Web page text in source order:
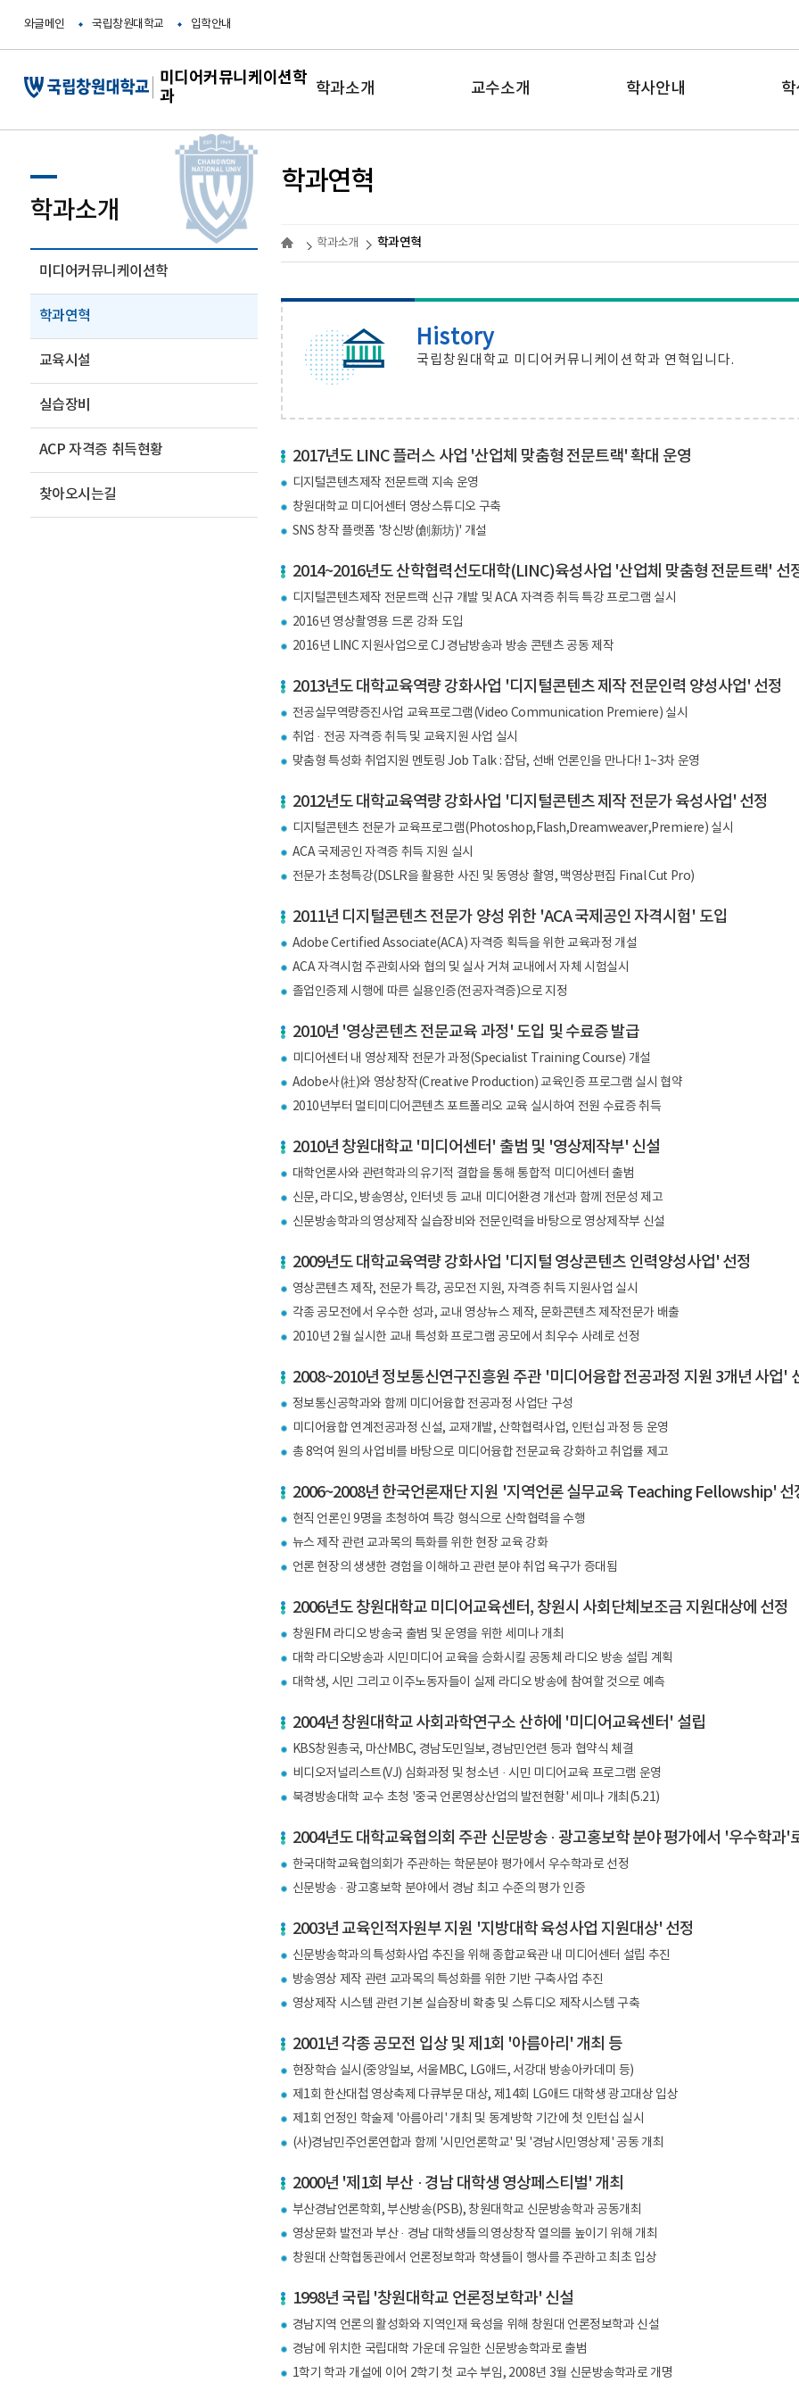
와글메인 국립창원대학교 입학안내
미디어커뮤니케이션학
과
학과소개 교수소개 학사안내
학과소개
미디어커뮤니케이션학
학과연혁
교육시설
실습장비
ACP 자격증 취득현황
찾아오시는길
학과연혁
학과소개 학과연혁
History
국립창원대학교 미디어커뮤니케이션학과 연혁입니다.
2017년도 LINC 플러스 사업 '산업체 맞춤형 전문트랙' 확대 운영
디지털콘텐츠제작 전문트랙 지속 운영
창원대학교 미디어센터 영상스튜디오 구축
SNS 창작 플랫폼 '창신방(創新坊)' 개설
2014~2016년도 산학협력선도대학(LINC)육성사업 '산업체 맞춤형 전문트랙' 선
디지털콘텐츠제작 전문트랙 신규 개발 및 ACA 자격증 취득 특강 프로그램 실시
2016년 영상촬영용 드론 강좌 도입
2016년 LINC 지원사업으로 CJ 경남방송과 방송 콘텐츠 공동 제작
2013년도 대학교육역량 강화사업 '디지털콘텐츠 제작 전문인력 양성사업' 선정
전공실무역량증진사업 교육프로그램(Video Communication Premiere) 실시
취업 · 전공 자격증 취득 및 교육지원 사업 실시
맞춤형 특성화 취업지원 멘토링 Job Talk : 잡담, 선배 언론인을 만나다! 1~3차 운영
2012년도 대학교육역량 강화사업 '디지털콘텐츠 제작 전문가 육성사업' 선정
디지털콘텐츠 전문가 교육프로그램(Photoshop,Flash,Dreamweaver,Premiere) 실시
ACA 국제공인 자격증 취득 지원 실시
전문가 초청특강(DSLR을 활용한 사진 및 동영상 촬영, 맥영상편집 Final Cut Pro)
2011년 디지털콘텐츠 전문가 양성 위한 'ACA 국제공인 자격시험' 도입
Adobe Certified Associate(ACA) 자격증 획득을 위한 교육과정 개설
ACA 자격시험 주관회사와 협의 및 실사 거쳐 교내에서 자체 시험실시
졸업인증제 시행에 따른 실용인증(전공자격증)으로 지정
2010년 '영상콘텐츠 전문교육 과정' 도입 및 수료증 발급
미디어센터 내 영상제작 전문가 과정(Specialist Training Course) 개설
Adobe사(社)와 영상창작(Creative Production) 교육인증 프로그램 실시 협약
2010년부터 멀티미디어콘텐츠 포트폴리오 교육 실시하여 전원 수료증 취득
2010년 창원대학교 '미디어센터' 출범 및 '영상제작부' 신설
대학언론사와 관련학과의 유기적 결합을 통해 통합적 미디어센터 출범
신문, 라디오, 방송영상, 인터넷 등 교내 미디어환경 개선과 함께 전문성 제고
신문방송학과의 영상제작 실습장비와 전문인력을 바탕으로 영상제작부 신설
2009년도 대학교육역량 강화사업 '디지털 영상콘텐츠 인력양성사업' 선정
영상콘텐츠 제작, 전문가 특강, 공모전 지원, 자격증 취득 지원사업 실시
각종 공모전에서 우수한 성과, 교내 영상뉴스 제작, 문화콘텐츠 제작전문가 배출
2010년 2월 실시한 교내 특성화 프로그램 공모에서 최우수 사례로 선정
2008~2010년 정보통신연구진흥원 주관 '미디어융합 전공과정 지원 3개년 사업'
정보통신공학과와 함께 미디어융합 전공과정 사업단 구성
미디어융합 연계전공과정 신설, 교재개발, 산학협력사업, 인턴십 과정 등 운영
총 8억여 원의 사업비를 바탕으로 미디어융합 전문교육 강화하고 취업률 제고
2006~2008년 한국언론재단 지원 '지역언론 실무교육 Teaching Fellowship' 선
현직 언론인 9명을 초청하여 특강 형식으로 산학협력을 수행
뉴스 제작 관련 교과목의 특화를 위한 현장 교육 강화
언론 현장의 생생한 경험을 이해하고 관련 분야 취업 욕구가 증대됨
2006년도 창원대학교 미디어교육센터, 창원시 사회단체보조금 지원대상에 선정
창원FM 라디오 방송국 출범 및 운영을 위한 세미나 개최
대학 라디오방송과 시민미디어 교육을 승화시킬 공동체 라디오 방송 설립 계획
대학생, 시민 그리고 이주노동자들이 실제 라디오 방송에 참여할 것으로 예측
2004년 창원대학교 사회과학연구소 산하에 '미디어교육센터' 설립
KBS창원총국, 마산MBC, 경남도민일보, 경남민언련 등과 협약식 체결
비디오저널리스트(VJ) 심화과정 및 청소년 · 시민 미디어교육 프로그램 운영
북경방송대학 교수 초청 '중국 언론영상산업의 발전현황' 세미나 개최(5.21)
2004년도 대학교육협의회 주관 신문방송 · 광고홍보학 분야 평가에서 '우수학과'
한국대학교육협의회가 주관하는 학문분야 평가에서 우수학과로 선정
신문방송 · 광고홍보학 분야에서 경남 최고 수준의 평가 인증
2003년 교육인적자원부 지원 '지방대학 육성사업 지원대상' 선정
신문방송학과의 특성화사업 추진을 위해 종합교육관 내 미디어센터 설립 추진
방송영상 제작 관련 교과목의 특성화를 위한 기반 구축사업 추진
영상제작 시스템 관련 기본 실습장비 확충 및 스튜디오 제작시스템 구축
2001년 각종 공모전 입상 및 제1회 '아름아리' 개최 등
현장학습 실시(중앙일보, 서울MBC, LG애드, 서강대 방송아카데미 등)
제1회 한산대첩 영상축제 다큐부문 대상, 제14회 LG애드 대학생 광고대상 입상
제1회 언정인 학술제 '아름아리' 개최 및 동계방학 기간에 첫 인턴십 실시
(사)경남민주언론연합과 함께 '시민언론학교' 및 '경남시민영상제' 공동 개최
2000년 '제1회 부산 · 경남 대학생 영상페스티벌' 개최
부산경남언론학회, 부산방송(PSB), 창원대학교 신문방송학과 공동개최
영상문화 발전과 부산 · 경남 대학생들의 영상창작 열의를 높이기 위해 개최
창원대 산학협동관에서 언론정보학과 학생들이 행사를 주관하고 최초 입상
1998년 국립 '창원대학교 언론정보학과' 신설
경남지역 언론의 활성화와 지역인재 육성을 위해 창원대 언론정보학과 신설
경남에 위치한 국립대학 가운데 유일한 신문방송학과로 출범
1학기 학과 개설에 이어 2학기 첫 교수 부임, 2008년 3월 신문방송학과로 개명